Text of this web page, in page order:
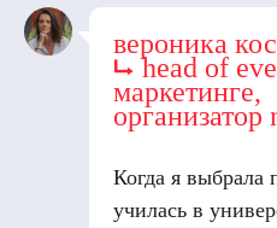
вероника
⮡ head of
маркетинге,
Когда я
училась в